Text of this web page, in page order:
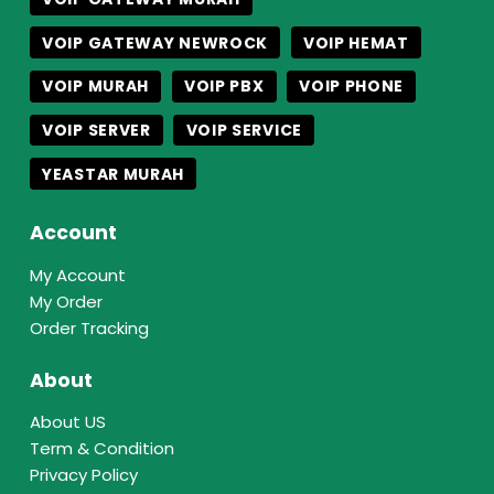
VOIP GATEWAY NEWROCK
VOIP HEMAT
VOIP MURAH
VOIP PBX
VOIP PHONE
VOIP SERVER
VOIP SERVICE
YEASTAR MURAH
Account
My Account
My Order
Order Tracking
About
About US
Term & Condition
Privacy Policy